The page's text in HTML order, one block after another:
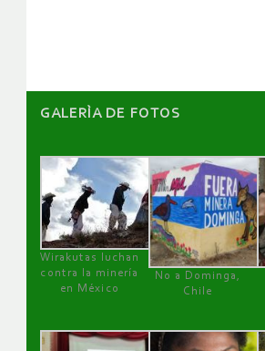
GALERÌA DE FOTOS
Wirakutas luchan
contra la minería
en México
No a Dominga,
Chile